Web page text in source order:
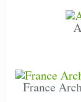
France